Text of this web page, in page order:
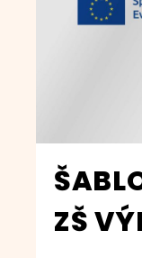
ZŠ